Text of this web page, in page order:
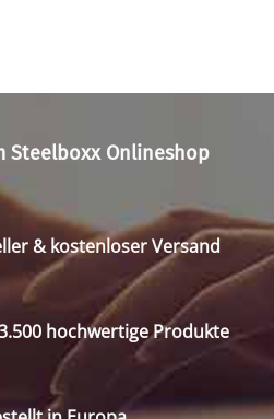
Steelboxx Onlineshop
& kostenloser Versand
hochwertige Produkte